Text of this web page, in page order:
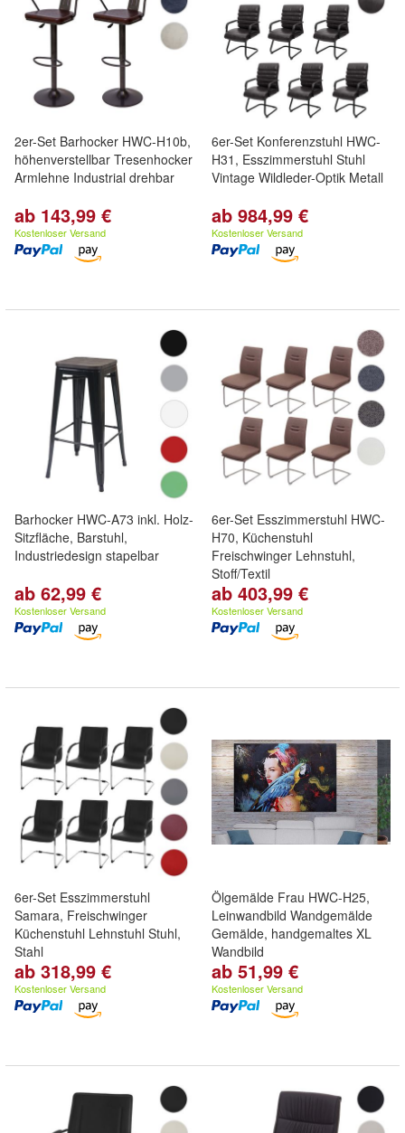
2er-Set Barhocker HWC-H10b,
höhenverstellbar Tresenhocker
Armlehne Industrial drehbar
ab 143,99 €
Kostenloser Versand
6er-Set Konferenzstuhl HWC-
H31, Esszimmerstuhl Stuhl
Vintage Wildleder-Optik Metall
ab 984,99 €
Kostenloser Versand
Barhocker HWC-A73 inkl. Holz-
Sitzfläche, Barstuhl,
Industriedesign stapelbar
ab 62,99 €
Kostenloser Versand
6er-Set Esszimmerstuhl HWC-
H70, Küchenstuhl
Freischwinger Lehnstuhl,
Stoff/Textil
ab 403,99 €
Kostenloser Versand
6er-Set Esszimmerstuhl
Samara, Freischwinger
Küchenstuhl Lehnstuhl Stuhl,
Stahl
ab 318,99 €
Kostenloser Versand
Ölgemälde Frau HWC-H25,
Leinwandbild Wandgemälde
Gemälde, handgemaltes XL
Wandbild
ab 51,99 €
Kostenloser Versand